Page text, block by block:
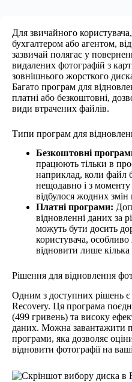
Для звичайного
бухгалтером або агентом,
зазвичай полягає у
видалених фотографій з
зовнішнього жорсткого
Багато програм для
платні або безкоштовні,
види втрачених файлів.
Типи програм для
Безкоштовні
працюють тільки в
наприклад, коли файл
нещодавно і з
відбулося жодних змін
Платні програми:
відновленні даних за
можуть бути досить
користувача,
відновити лише
Рішення для відновлення
Одним з доступних рішень
Recovery. Ця програма
(499 гривень) та високу
даних. Можна завантажити
програми, яка дозволяє
відновити фотографії на